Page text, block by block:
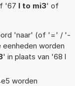
'67 l to mi3' of
'naar' (of '=' / '-
worden
' in plaats van '68 l
worden